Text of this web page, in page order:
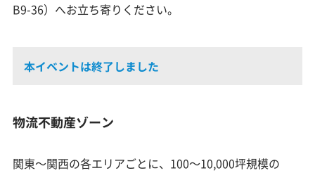
B9-36）へお立ち寄りください。
本イベントは終了しました
物流不動産ゾーン
関東～関西の各エリアごとに、100～10,000坪規模の